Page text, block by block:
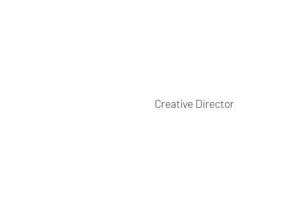
Creative Director